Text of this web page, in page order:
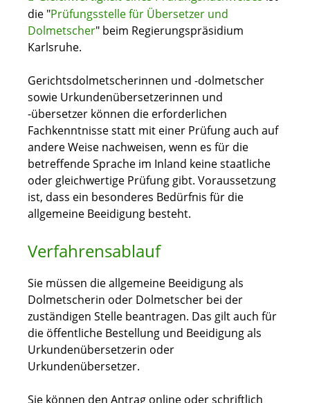
die "Prüfungsstelle für Übersetzer und
Dolmetscher" beim Regierungspräsidium
Karlsruhe.
Gerichtsdolmetscherinnen und -dolmetscher
sowie Urkundenübersetzerinnen und
-übersetzer können die erforderlichen
Fachkenntnisse statt mit einer Prüfung auch auf
andere Weise nachweisen, wenn es für die
betreffende Sprache im Inland keine staatliche
oder gleichwertige Prüfung gibt. Voraussetzung
ist, dass ein besonderes Bedürfnis für die
allgemeine Beeidigung besteht.
Verfahrensablauf
Sie müssen die allgemeine Beeidigung als
Dolmetscherin oder Dolmetscher bei der
zuständigen Stelle beantragen. Das gilt auch für
die öffentliche Bestellung und Beeidigung als
Urkundenübersetzerin oder
Urkundenübersetzer.
Sie können den Antrag online oder schriftlich